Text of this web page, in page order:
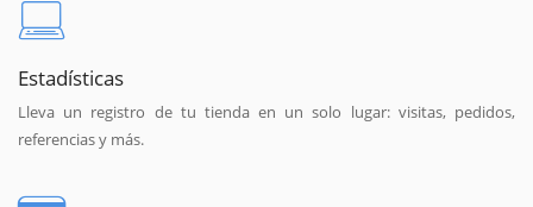
Estadísticas
Lleva un registro de tu tienda en un solo lugar: visitas, pedidos,
referencias y más.